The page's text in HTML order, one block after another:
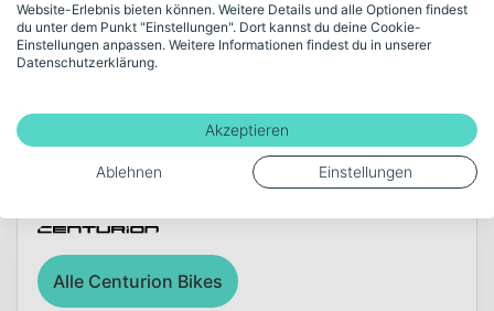
Über die Marke Centurion
Alle Centurion Bikes
Website-Erlebnis bieten können. Weitere Details und alle Optionen findest
du unter dem Punkt "Einstellungen". Dort kannst du deine Cookie-
Einstellungen anpassen. Weitere Informationen findest du in unserer
Datenschutzerklärung.
Akzeptieren
Ablehnen Einstellungen